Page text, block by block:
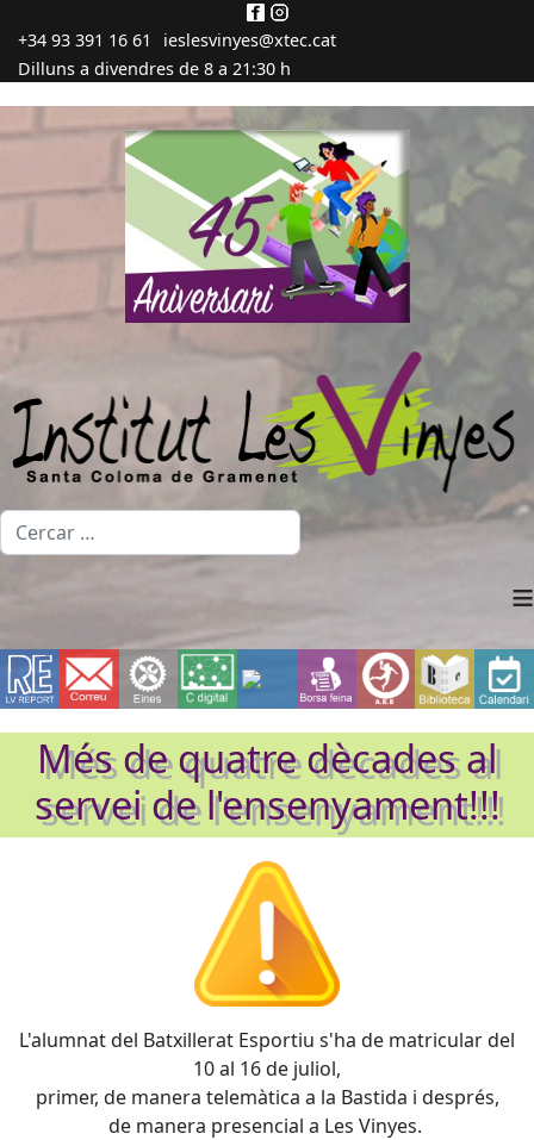
+34 93 391 16 61
ieslesvinyes@xtec.cat
Dilluns a divendres de 8 a 21:30 h
Cercar...
≡
Més de quatre dècades al
servei de l'ensenyament!!!
L'alumnat del Batxillerat Esportiu s'ha de matriculardel
10 al 16 de juliol,
primer, de manera telemàtica a la Bastida i després,
de manera presencial a Les Vinyes.